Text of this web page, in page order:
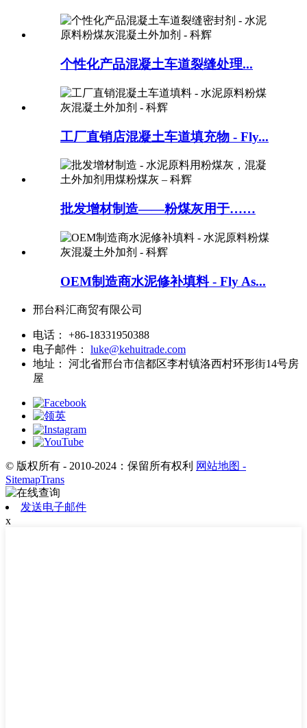
个性化产品混凝土车道裂缝处理...
工厂直销店混凝土车道填充物 - Fly...
批发增材制造——粉煤灰用于……
OEM制造商水泥修补填料 - Fly As...
邢台科汇商贸有限公司
电话：
+86-18331950388
电子邮件：
luke@kehuitrade.com
地址：
河北省邢台市信都区李村镇洛西村环形街14号房
屋
© 版权所有 - 2010-2024：保留所有权利 网站地图 -
SitemapTrans
发送电子邮件
x